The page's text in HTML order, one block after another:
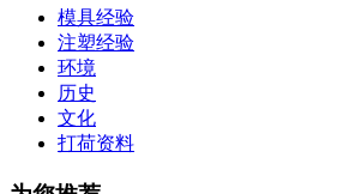
模具经验
注塑经验
环境
历史
文化
打荷资料